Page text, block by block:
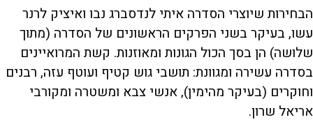
הבחירות שיוצרי הסדרה איתי לנדסברג נבו ואיציק לרנר
עשו, בעיקר בשני הפרקים הראשונים של הסדרה (מתוך
שלושה) הן בסך הכול הגונות ומאוזנות. קשת המרואיינים
בסדרה עשירה ומגוונת: תושבי גוש קטיף ועוטף עזה, רבנים
וחוקרים (בעיקר מהימין), אנשי צבא ומשטרה ומקורבי
אריאל שרון.